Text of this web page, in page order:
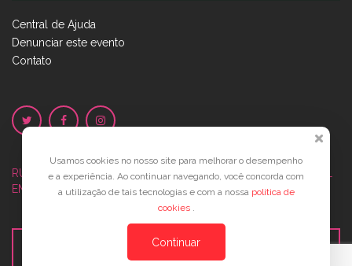
Central de Ajuda
Denunciar este evento
Contato
RUA JOSÉ PONTES DE MAGALHÃES, 70JATIÚCA, MACEIÓ - AL
EMPRESARIAL JTR, ED. ÍTALIA, SALA 702
Veja no Mapa
Usamos cookies no nosso site para melhorar o desempenho
e a experiência. Ao continuar navegando, você concorda com
a utilização de tais tecnologias e com a nossa política de
cookies .
Continuar